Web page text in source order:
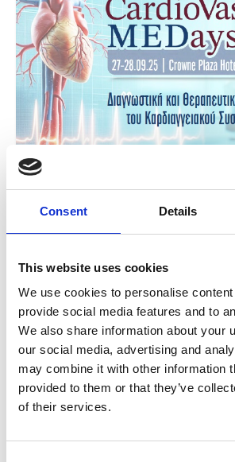
Consent Details
This website uses cookies
We use cookies to personalise
provide social media features and to
We also share information about your
our social media, advertising and
may combine it with other information
provided to them or that they’ve
of their services.
Share
Category: ΣΥΝΕΔΡΙΑ